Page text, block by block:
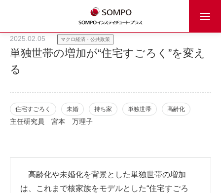
2025.02.05 マクロ経済・公共政策
単独世帯の増加が“住宅すごろく”を変え
る
住宅すごろく 未婚 持ち家 単独世帯 高齢化
主任研究員 宮本 万理子
高齢化や未婚化を背景とした単独世帯の増加
は、これまで核家族をモデルとした“住宅すごろ